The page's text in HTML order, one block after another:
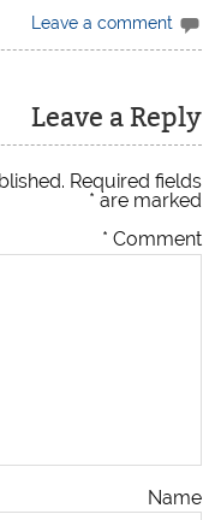
Leave a comment
Leave a Reply
Required fields
are marked
*
Comment
*
Name